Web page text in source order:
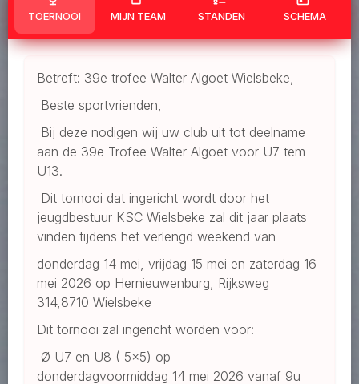
TOERNOOI MIJN TEAM STANDEN SCHEMA
Betreft: 39e trofee Walter Algoet Wielsbeke,
Beste sportvrienden,
Bij deze nodigen wij uw club uit tot deelname
aan de 39e Trofee Walter Algoet voor U7 tem
U13.
Dit tornooi dat ingericht wordt door het
jeugdbestuur KSC Wielsbeke zal dit jaar plaats
vinden tijdens het verlengd weekend van
donderdag 14 mei, vrijdag 15 mei en zaterdag 16
mei 2026 op Hernieuwenburg, Rijksweg
314,8710 Wielsbeke
Dit tornooi zal ingericht worden voor:
Ø U7 en U8 ( 5x5) op
donderdagvoormiddag 14 mei 2026 vanaf 9u